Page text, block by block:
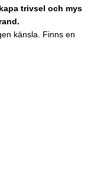
trivsel och mys
känsla. Finns en